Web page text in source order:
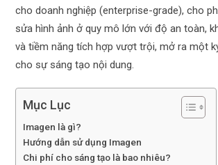
cho doanh nghiệp (enterprise-grade), cho
sửa hình ảnh ở quy mô lớn với độ an toàn,
và tiềm năng tích hợp vượt trội, mở ra một
cho sự sáng tạo nội dung.
Mục Lục
Imagen là gì?
Hướng dẫn sử dụng Imagen
Chi phí cho sáng tạo là bao nhiêu?